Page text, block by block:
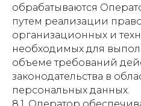
обрабатываются
путем реализации
организационных и
необходимых для
объеме требований
законодательства в
персональных данных.